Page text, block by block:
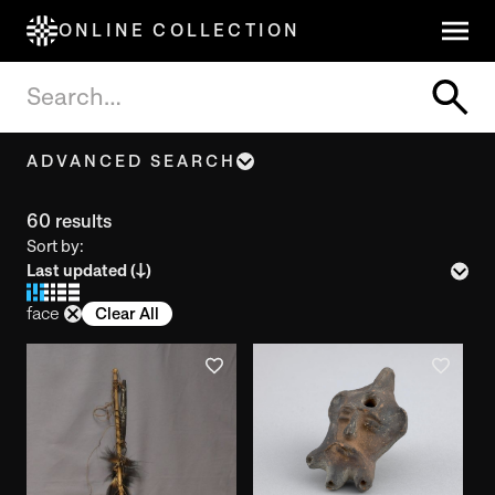
ONLINE COLLECTION
ADVANCED SEARCH
Inventory number
Year of creation
Year of use
60 results
Sort by:
face Clear All